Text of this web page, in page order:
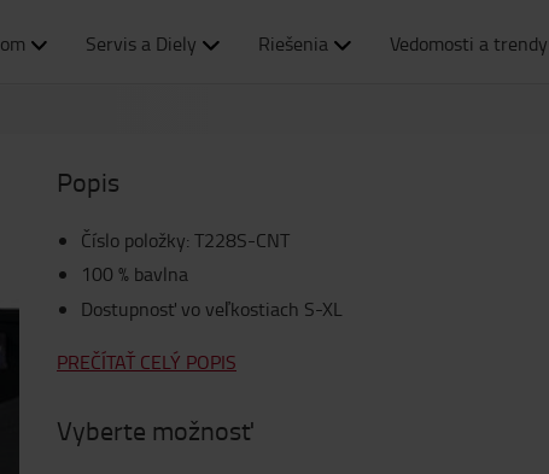
Servis a Diely Riešenia Vedomosti a trendy
Popis
Číslo položky: T228S-CNT
100 % bavlna
Dostupnosť vo veľkostiach S-XL
PREČÍTAŤ CELÝ POPIS
Vyberte možnosť